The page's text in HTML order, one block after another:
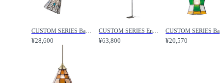
CUSTOM SERIES Basic Long Wall Lamp S × Stained Glass Tears / カスタムシリーズ ベーシックロングウォールランプ S × ステンドグラス（ティアーズ） / FLYMEe Factory / フライミーファクトリー
¥28,600
CUSTOM SERIES Engineer Side Floor Lamp × Stained Glass Tears / カスタムシリーズ エンジニアサイドフロアランプ × ステンドグラス（ティアーズ） / FLYMEe Factory / フライミーファクトリー
¥63,800 ¥20,570